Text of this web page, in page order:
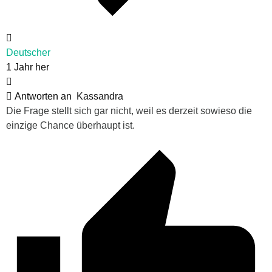
Deutscher
1 Jahr her
Antworten an
Kassandra
Die Frage stellt sich gar nicht, weil es derzeit sowieso die
einzige Chance überhaupt ist.